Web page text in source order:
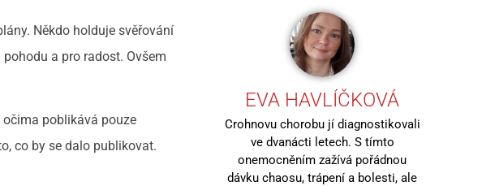
Někdo holduje svěřování
a pro radost. Ovšem
očima poblikává pouze
co by se dalo publikovat.
EVA HAVLÍČKOVÁ
Crohnovu chorobu jí diagnostikovali
ve dvanácti letech. S tímto
onemocněním zažívá pořádnou
dávku chaosu, trápení a bolesti, ale